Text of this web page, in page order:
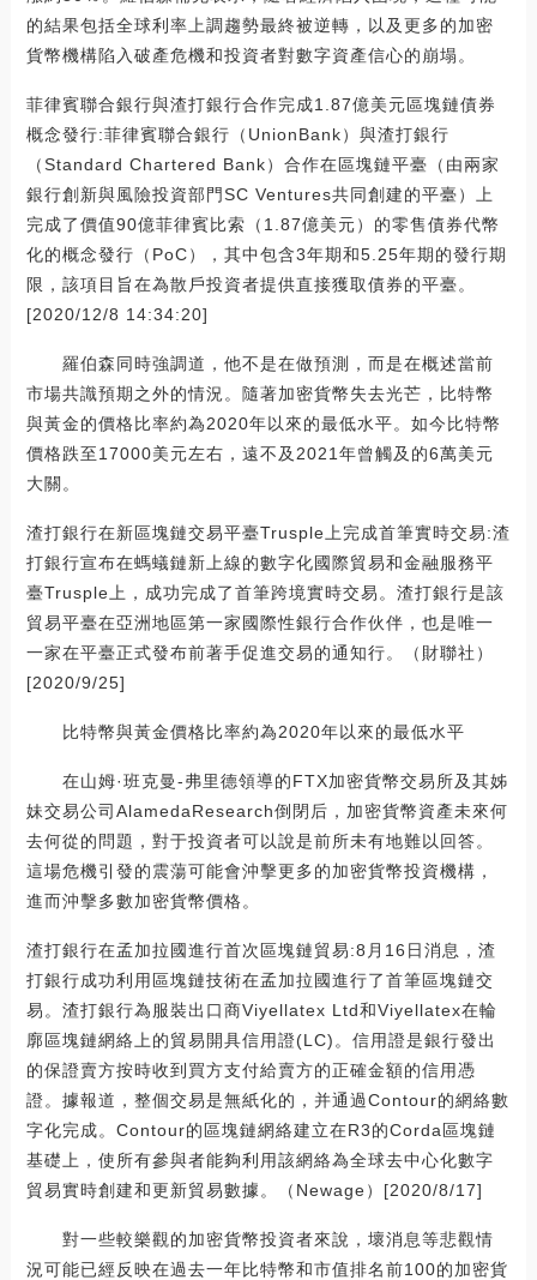
的結果包括全球利率上調趨勢最終被逆轉，以及更多的加密
貨幣機構陷入破產危機和投資者對數字資產信心的崩塌。
菲律賓聯合銀行與渣打銀行合作完成1.87億美元區塊鏈債券
概念發行:菲律賓聯合銀行（UnionBank）與渣打銀行
（Standard Chartered Bank）合作在區塊鏈平臺（由兩家
銀行創新與風險投資部門SC Ventures共同創建的平臺）上
完成了價值90億菲律賓比索（1.87億美元）的零售債券代幣
化的概念發行（PoC），其中包含3年期和5.25年期的發行期
限，該項目旨在為散戶投資者提供直接獲取債券的平臺。
[2020/12/8 14:34:20]
羅伯森同時強調道，他不是在做預測，而是在概述當前
市場共識預期之外的情況。隨著加密貨幣失去光芒，比特幣
與黃金的價格比率約為2020年以來的最低水平。如今比特幣
價格跌至17000美元左右，遠不及2021年曾觸及的6萬美元
大關。
渣打銀行在新區塊鏈交易平臺Trusple上完成首筆實時交易:渣
打銀行宣布在螞蟻鏈新上線的數字化國際貿易和金融服務平
臺Trusple上，成功完成了首筆跨境實時交易。渣打銀行是該
貿易平臺在亞洲地區第一家國際性銀行合作伙伴，也是唯一
一家在平臺正式發布前著手促進交易的通知行。（財聯社）
[2020/9/25]
比特幣與黃金價格比率約為2020年以來的最低水平
在山姆·班克曼-弗里德領導的FTX加密貨幣交易所及其姊
妹交易公司AlamedaResearch倒閉后，加密貨幣資產未來何
去何從的問題，對于投資者可以說是前所未有地難以回答。
這場危機引發的震蕩可能會沖擊更多的加密貨幣投資機構，
進而沖擊多數加密貨幣價格。
渣打銀行在孟加拉國進行首次區塊鏈貿易:8月16日消息，渣
打銀行成功利用區塊鏈技術在孟加拉國進行了首筆區塊鏈交
易。渣打銀行為服裝出口商Viyellatex Ltd和Viyellatex在輪
廓區塊鏈網絡上的貿易開具信用證(LC)。信用證是銀行發出
的保證賣方按時收到買方支付給賣方的正確金額的信用憑
證。據報道，整個交易是無紙化的，并通過Contour的網絡數
字化完成。Contour的區塊鏈網絡建立在R3的Corda區塊鏈
基礎上，使所有參與者能夠利用該網絡為全球去中心化數字
貿易實時創建和更新貿易數據。（Newage）[2020/8/17]
對一些較樂觀的加密貨幣投資者來說，壞消息等悲觀情
況可能已經反映在過去一年比特幣和市值排名前100的加密貨